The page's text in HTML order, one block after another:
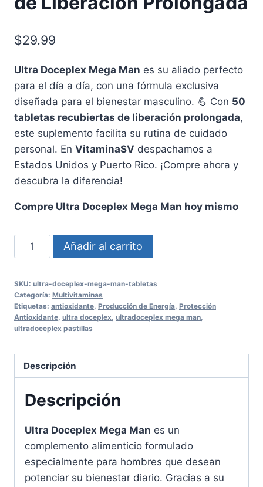
$29.99
Ultra Doceplex Mega Man es su aliado perfecto
para el día a día, con una fórmula exclusiva
diseñada para el bienestar masculino. 💪 Con 50
tabletas recubiertas de liberación prolongada,
este suplemento facilita su rutina de cuidado
personal. En VitaminaSV despachamos a
Estados Unidos y Puerto Rico. ¡Compre ahora y
descubra la diferencia!
Compre Ultra Doceplex Mega Man hoy mismo
Ultra
Doceplex
Man
-
Tabletas
Recubiertas
de
Liberación
cantidad
Añadir al carrito
SKU: ultra-doceplex-mega-man-tabletas
Categoría: Multivitaminas
Etiquetas: antioxidante Producción de Energía Protección
Antioxidante ultra doceplex ultradoceplex mega man
ultradoceplex pastillas
Descripción
Descripción
Ultra Doceplex Mega Man es un
complemento alimenticio formulado
especialmente para hombres que desean
potenciar su bienestar diario. Gracias a su